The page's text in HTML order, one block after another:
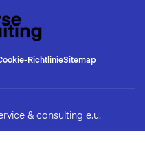
RichtlinieSitemap
& consulting e.u.